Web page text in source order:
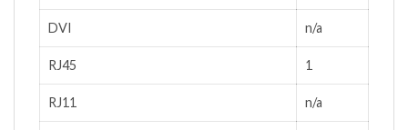
DVI n/a
RJ45 1
RJ11 n/a